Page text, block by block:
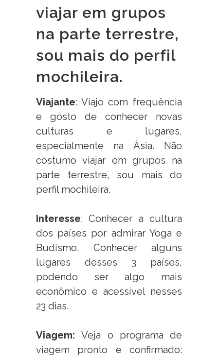
viajar em grupos
na parte terrestre,
sou mais do perfil
mochileira.
Viajante: Viajo com frequência
e gosto de conhecer novas
culturas e lugares,
especialmente na Ásia. Não
costumo viajar em grupos na
parte terrestre, sou mais do
perfil mochileira.
Interesse: Conhecer a cultura
dos países por admirar Yoga e
Budismo. Conhecer alguns
lugares desses 3 países,
podendo ser algo mais
econômico e acessível nesses
23 dias.
Viagem:Veja o programa de
viagem pronto e confirmado: